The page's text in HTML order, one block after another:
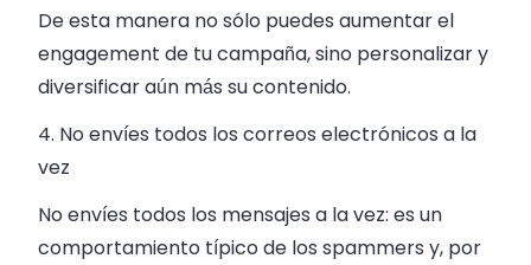
De esta manera no sólo puedes aumentar el
engagement de tu campaña, sino personalizar y
diversificar aún más su contenido.
4. No envíes todos los correos electrónicos a la
vez
No envíes todos los mensajes a la vez: es un
comportamiento típico de los spammers y, por